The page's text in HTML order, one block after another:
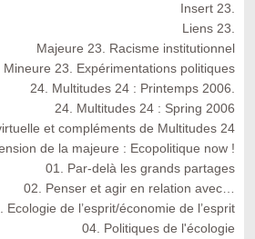
Insert 23.
Liens 23.
Majeure 23. Racisme institutionnel
Mineure 23. Expérimentations politiques
24. Multitudes 24 : Printemps 2006.
24. Multitudes 24 : Spring 2006
et compléments de Multitudes 24
de la majeure : Ecopolitique now !
01. Par-delà les grands partages
02. Penser et agir en relation avec…
Ecologie de l’esprit/économie de l’esprit
04. Politiques de l'écologie